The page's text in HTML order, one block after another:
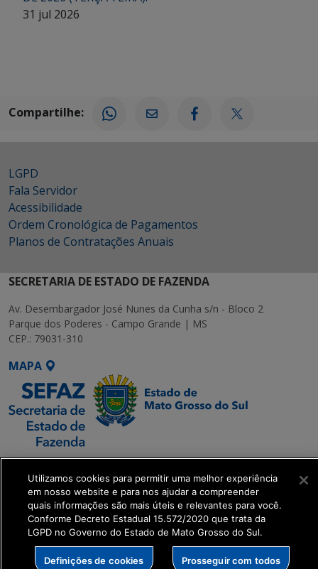
31 jul 2026
Compartilhe:
LGPD
Fala Servidor
Acessibilidade
Ordem Cronológica de Pagamentos
Planos de Contratações Anuais
SECRETARIA DE ESTADO DE FAZENDA
Av. Desembargador José Nunes da Cunha s/n - Bloco 2
Parque dos Poderes - Campo Grande | MS
CEP.: 79031-310
MAPA
SETDIG | Secretaria-
Executiva de
Transformação Digital
get_footer();
Utilizamos cookies para permitir uma melhor experiência
em nosso website e para nos ajudar a compreender
quais informações são mais úteis e relevantes para você.
Conforme Decreto Estadual 15.572/2020 que trata da
LGPD no Governo do Estado de Mato Grosso do Sul.
Definições de cookies Prosseguir com todos